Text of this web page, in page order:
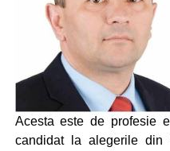
Acesta este de profesie
candidat la alegerile din